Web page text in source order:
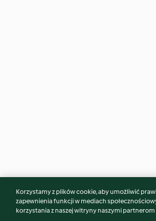
Może spodoba Ci się
Korzystamy z plików cookie, aby umożliwić
zapewnienia funkcji w mediach
korzystania z naszej witryny naszymi